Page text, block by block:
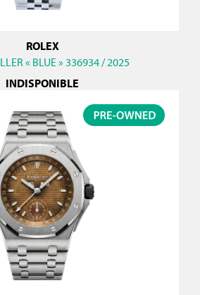
ROLEX
« BLUE » 336934 / 2025
INDISPONIBLE